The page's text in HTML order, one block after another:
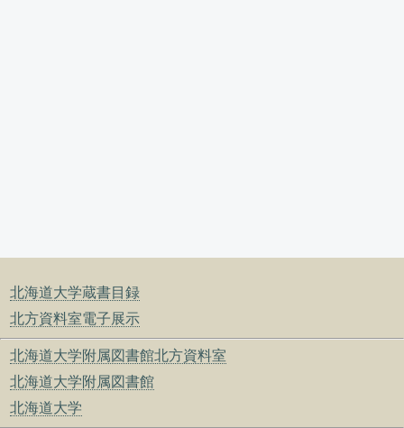
北海道大学蔵書目録
北方資料室電子展示
北海道大学附属図書館北方資料室
北海道大学附属図書館
北海道大学